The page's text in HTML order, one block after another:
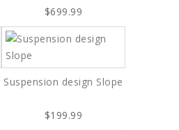
$699.99
Suspension design Slope
$199.99